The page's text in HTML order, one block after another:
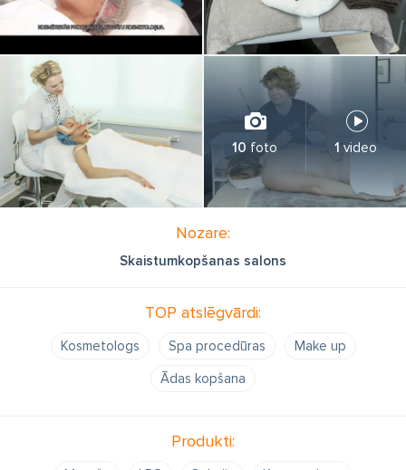
10 foto 1 video
Nozare:
Skaistumkopšanas salons
TOP atslēgvārdi:
Kosmetologs Spa procedūras
Make up
Ādas kopšana
Produkti: